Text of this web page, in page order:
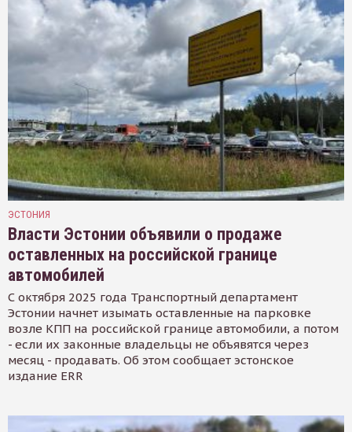
ЭСТОНИЯ
Власти Эстонии объявили о продаже
оставленных на российской границе
автомобилей
С октября 2025 года Транспортный департамент
Эстонии начнет изымать оставленные на парковке
возле КПП на российской границе автомобили, а потом
- если их законные владельцы не объявятся через
месяц - продавать. Об этом сообщает эстонское
издание ERR